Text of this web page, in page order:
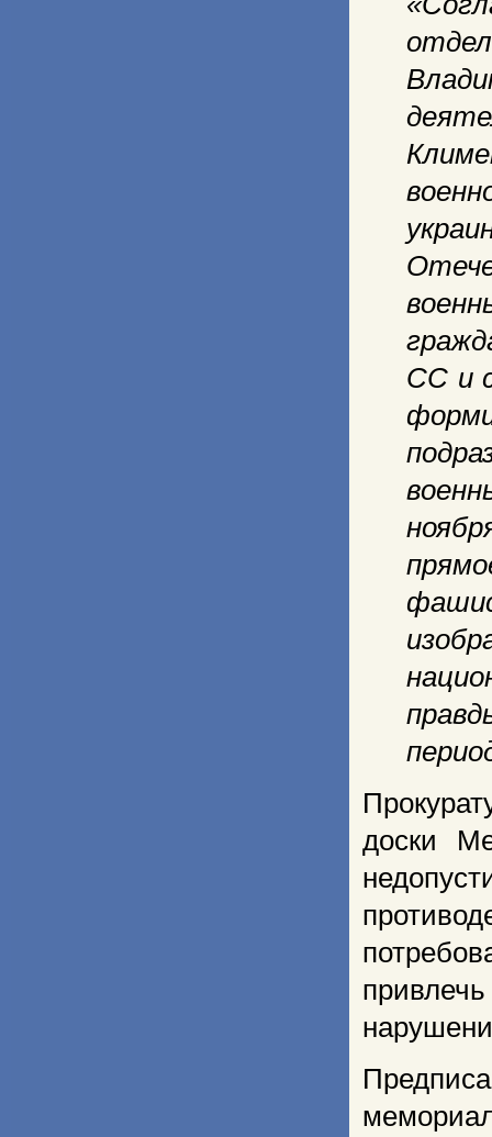
СС и
доски